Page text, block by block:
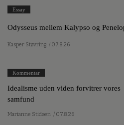
Essay
Odysseus mellem Kalypso og
Kasper Støvring / 07.8.26
Kommentar
Idealisme uden viden forvitrer vores
samfund
Marianne Stidsen / 07.8.26